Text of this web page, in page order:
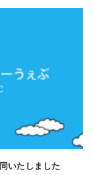
いたしました